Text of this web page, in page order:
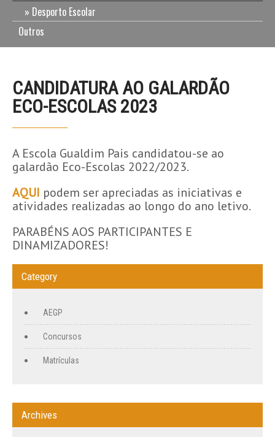
Desporto Escolar
Outros
CANDIDATURA AO GALARDÃO
ECO-ESCOLAS 2023
A Escola Gualdim Pais candidatou-se ao
galardão Eco-Escolas 2022/2023.
AQUI podem ser apreciadas as iniciativas e
atividades realizadas ao longo do ano letivo.
PARABÉNS AOS PARTICIPANTES E
DINAMIZADORES!
Category
AEGP
Concursos
Matrículas
Archives